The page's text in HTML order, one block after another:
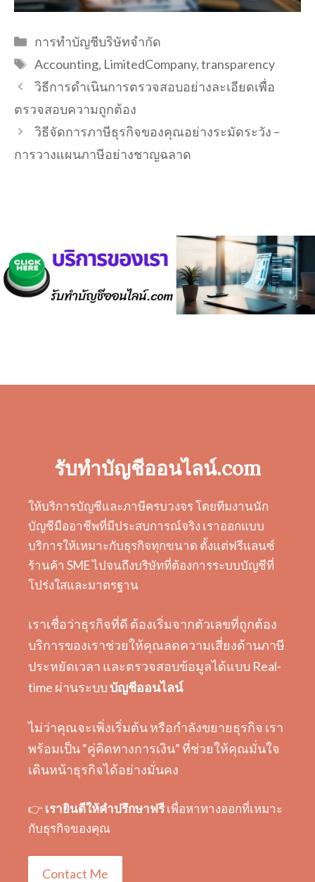
Categories
การทำบัญชีบริษัทจำกัด
Tags
Accounting, LimitedCompany,transparency
วิธีการดำเนินการตรวจสอบอย่างละเอียดเพื่อ
ตรวจสอบความถูกต้อง
วิธีจัดการภาษีธุรกิจของคุณอย่างระมัดระวัง –
การวางแผนภาษีอย่างชาญฉลาด
รับทำบัญชีออนไลน์.com
ให้บริการบัญชีและภาษีครบวงจร โดยทีมงานนัก
บัญชีมืออาชีพที่มีประสบการณ์จริง เราออกแบบ
บริการให้เหมาะกับธุรกิจทุกขนาด ตั้งแต่ฟรีแลนซ์
ร้านค้า SME ไปจนถึงบริษัทที่ต้องการระบบบัญชีที่
โปร่งใสและมาตรฐาน
เราเชื่อว่าธุรกิจที่ดี ต้องเริ่มจากตัวเลขที่ถูกต้อง
บริการของเราช่วยให้คุณลดความเสี่ยงด้านภาษี
ประหยัดเวลา และตรวจสอบข้อมูลได้แบบ Real-
time ผ่านระบบบัญชีออนไลน์
ไม่ว่าคุณจะเพิ่งเริ่มต้น หรือกำลังขยายธุรกิจ เรา
พร้อมเป็น “คู่คิดทางการเงิน” ที่ช่วยให้คุณมั่นใจ
เดินหน้าธุรกิจได้อย่างมั่นคง
👉 เรายินดีให้คำปรึกษาฟรีเพื่อหาทางออกที่เหมาะ
กับธุรกิจของคุณ
Contact Me